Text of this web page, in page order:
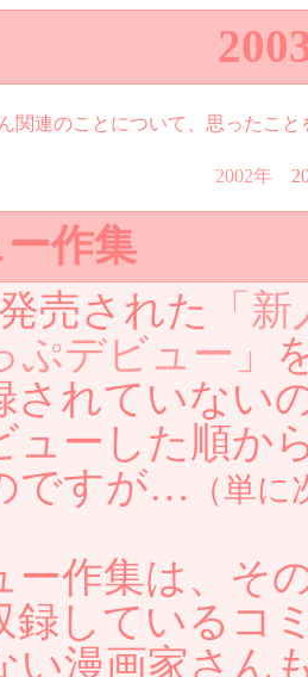
関連のことについて、思ったこ
2002年
作集
売された
「
ぷデビュー」
されていない
ューした順か
ですが…
（単
作集は、そ
録しているコ
い漫画家さん